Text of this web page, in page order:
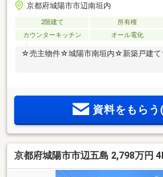
京都府城陽市市辺南垣内
2階建て 所有権
カウンターキッチン
オール電化
☆売主物件☆城陽市南垣内☆新築戸建
資料をもら
京都府城陽市市辺五島 2,798万円